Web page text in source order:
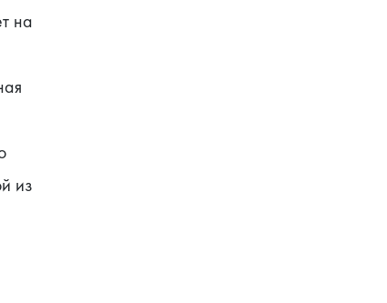
на
из